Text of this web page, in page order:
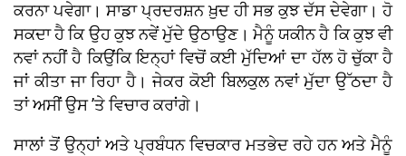
ਕਰਨਾ ਪਵੇਗਾ। ਸਾਡਾ ਪ੍ਰਦਰਸ਼ਨ ਖ਼ੁਦ ਹੀ ਸਭ ਕੁਝ ਦੱਸ ਦੇਵੇਗਾ। ਹੋ
ਸਕਦਾ ਹੈ ਕਿ ਉਹ ਕੁਝ ਨਵੇਂ ਮੁੱਦੇ ਉਠਾਉਣ। ਮੈਨੂੰ ਯਕੀਨ ਹੈ ਕਿ ਕੁਝ ਵੀ
ਨਵਾਂ ਨਹੀਂ ਹੈ ਕਿਉਂਕਿ ਇਨ੍ਹਾਂ ਵਿਚੋਂ ਕਈ ਮੁੱਦਿਆਂ ਦਾ ਹੱਲ ਹੋ ਚੁੱਕਾ ਹੈ
ਜਾਂ ਕੀਤਾ ਜਾ ਰਿਹਾ ਹੈ। ਜੇਕਰ ਕੋਈ ਬਿਲਕੁਲ ਨਵਾਂ ਮੁੱਦਾ ਉੱਠਦਾ ਹੈ
ਤਾਂ ਅਸੀਂ ਉਸ ’ਤੇ ਵਿਚਾਰ ਕਰਾਂਗੇ।
ਸਾਲਾਂ ਤੋਂ ਉਨ੍ਹਾਂ ਅਤੇ ਪ੍ਰਬੰਧਨ ਵਿਚਕਾਰ ਮਤਭੇਦ ਰਹੇ ਹਨ ਅਤੇ ਮੈਨੂੰ